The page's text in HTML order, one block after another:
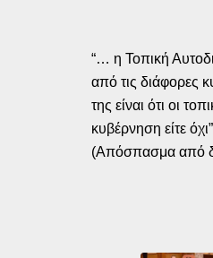
“… η Τοπική
από τις διάφορες
της είναι ότι οι
κυβέρνηση είτε
(Απόσπασμα από